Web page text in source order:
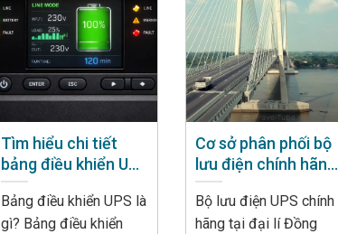
Tìm hiểu chi tiết
bảng điều khiển UPS
– Vai trò và cách
vận hành
Bảng điều khiển UPS là
gì? Bảng điều khiển
Cơ sở phân phối bộ
lưu điện chính hãng
tại Đồng Tháp
Bộ lưu điện UPS chính
hãng tại đại lí Đồng